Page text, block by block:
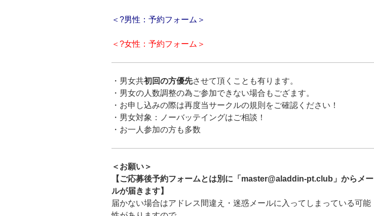
＜?男性：予約フォーム＞
＜?女性：予約フォーム＞
・男女共初回の方優先させて頂くことも有ります。
・男女の人数調整の為ご参加できない場合もござます。
・お申し込みの際は再度当サークルの規則をご確認ください！
・男女対象：ノーバッテイングはご相談！
・お一人参加の方も多数
＜お願い＞
【ご応募後予約フォームとは別に「master@aladdin-pt.club」からメー
ルが届きます】
届かない場合はアドレス間違え・迷惑メールに入ってしまっている可能